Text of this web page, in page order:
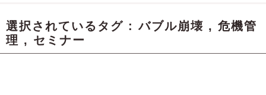
選択されているタグ :バブル崩壊 , 危機管
理 , セミナー